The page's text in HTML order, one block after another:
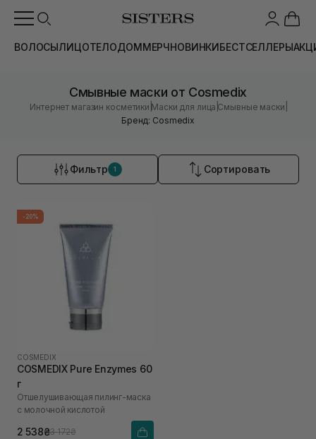
ВОЛОСЫЛИЦОТЕЛОДОММЕРЧНОВИНКИБЕСТСЕЛЛЕРЫ
Смывные маски от Cosmedix
Интернет магазин косметики |Маски для лица |Смывные маски
Бренд: Cosmedix
Фильтр 1 Сортировать
-20%
COSMEDIX
COSMEDIX Pure Enzymes 60
г
Отшелушивающая пилинг-маска
с молочной кислотой
2 538₴3 172₴